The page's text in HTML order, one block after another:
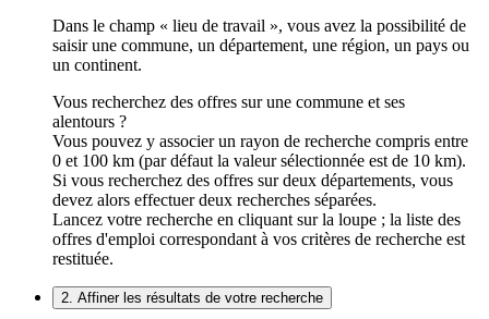
Dans le champ « lieu de travail », vous avez la possibilité de
saisir une commune, un département, une région, un pays ou
un continent.
Vous recherchez des offres sur une commune et ses
alentours ?
Vous pouvez y associer un rayon de recherche compris entre
0 et 100 km (par défaut la valeur sélectionnée est de 10 km).
Si vous recherchez des offres sur deux départements, vous
devez alors effectuer deux recherches séparées.
Lancez votre recherche en cliquant sur la loupe ; la liste des
offres d'emploi correspondant à vos critères de recherche est
restituée.
2. Affiner les résultats de votre recherche